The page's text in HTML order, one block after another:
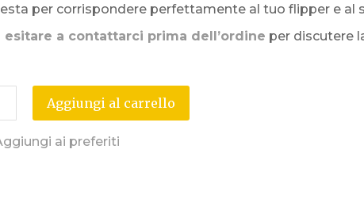
per corrispondere perfettamente al tuo flipper e al
esitare a contattarci prima dell’ordine per discutere
Aggiungi al carrello
ai preferiti